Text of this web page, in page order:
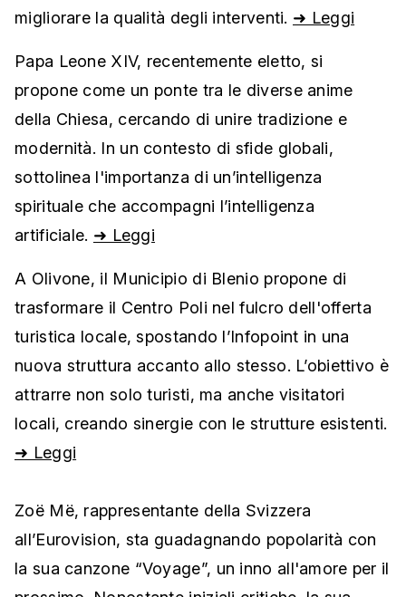
migliorare la qualità degli interventi. ➜ Leggi
Papa Leone XIV, recentemente eletto, si
propone come un ponte tra le diverse anime
della Chiesa, cercando di unire tradizione e
modernità. In un contesto di sfide globali,
sottolinea l'importanza di un’intelligenza
spirituale che accompagni l’intelligenza
artificiale. ➜ Leggi
A Olivone, il Municipio di Blenio propone di
trasformare il Centro Poli nel fulcro dell'offerta
turistica locale, spostando l’Infopoint in una
nuova struttura accanto allo stesso. L’obiettivo è
attrarre non solo turisti, ma anche visitatori
locali, creando sinergie con le strutture esistenti.
➜ Leggi
Zoë Më, rappresentante della Svizzera
all’Eurovision, sta guadagnando popolarità con
la sua canzone “Voyage”, un inno all'amore per il